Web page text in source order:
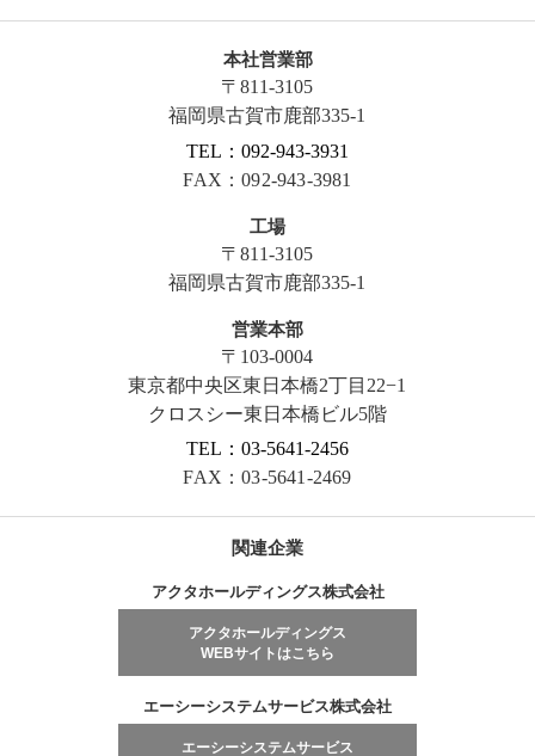
本社営業部
〒811-3105
福岡県古賀市鹿部335-1
TEL：092-943-3931
FAX：092-943-3981
工場
〒811-3105
福岡県古賀市鹿部335-1
営業本部
〒103-0004
東京都中央区東日本橋2丁目22−1
クロスシー東日本橋ビル5階
TEL：03-5641-2456
FAX：03-5641-2469
関連企業
アクタホールディングス株式会社
アクタホールディングス
WEBサイトはこちら
エーシーシステムサービス株式会社
エーシーシステムサービス